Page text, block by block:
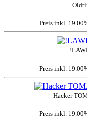
Preis inkl.
Preis inkl.
Hacker
Preis inkl.